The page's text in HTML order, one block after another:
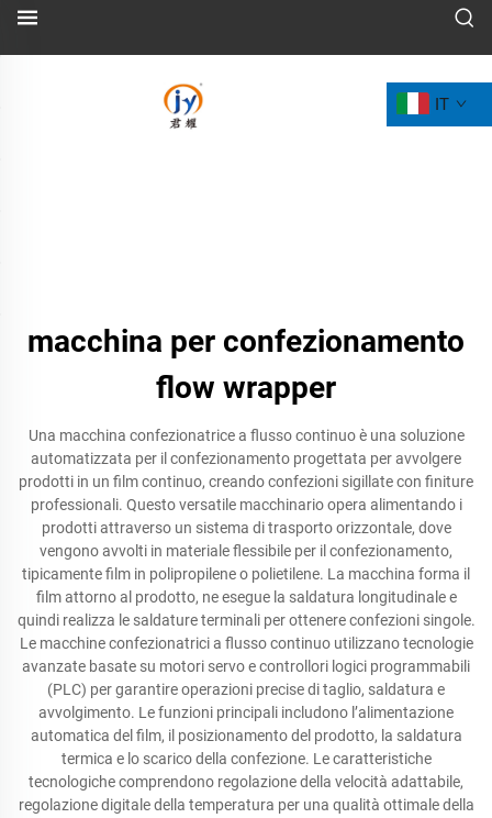
IT
macchina per confezionamento
flow wrapper
Una macchina confezionatrice a flusso continuo è una soluzione
automatizzata per il confezionamento progettata per avvolgere
prodotti in un film continuo, creando confezioni sigillate con finiture
professionali. Questo versatile macchinario opera alimentando i
prodotti attraverso un sistema di trasporto orizzontale, dove
vengono avvolti in materiale flessibile per il confezionamento,
tipicamente film in polipropilene o polietilene. La macchina forma il
film attorno al prodotto, ne esegue la saldatura longitudinale e
quindi realizza le saldature terminali per ottenere confezioni singole.
Le macchine confezionatrici a flusso continuo utilizzano tecnologie
avanzate basate su motori servo e controllori logici programmabili
(PLC) per garantire operazioni precise di taglio, saldatura e
avvolgimento. Le funzioni principali includono l’alimentazione
automatica del film, il posizionamento del prodotto, la saldatura
termica e lo scarico della confezione. Le caratteristiche
tecnologiche comprendono regolazione della velocità adattabile,
regolazione digitale della temperatura per una qualità ottimale della